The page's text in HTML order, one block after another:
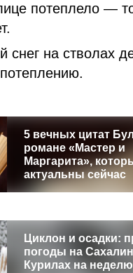
потеплело —
снег на стволах
5 вечных цитат
романе «Мастер и
Маргарита»,
актуальны сейчас
Циклон и осадки:
погоды на
Курилах на неделю